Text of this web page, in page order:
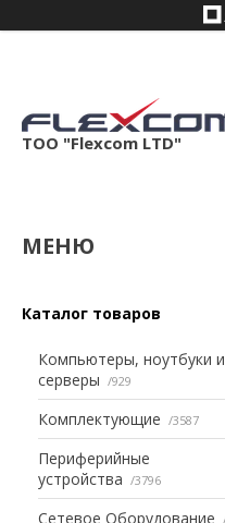
ТОО "Flexcom LTD"
Каталог товаров
Компьютеры, ноутбуки и
серверы
929
Комплектующие 3587
Периферийные
устройства
3796
Сетевое Оборудование